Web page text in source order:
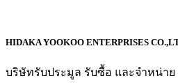
HIDAKA YOOKOO ENTERPRISES
บริษัทรับประมูล รับซื้อ และจำหน่าย